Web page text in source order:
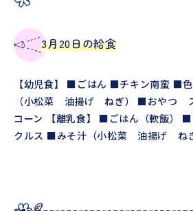
3月20日の給食
【幼児食】 ■ごはん ■チキン南蛮 ■
（小松菜 油揚げ ねぎ） ■おやつ
コーン 【離乳食】 ■ごはん（軟飯）
クルス ■みそ汁（小松菜 油揚げ